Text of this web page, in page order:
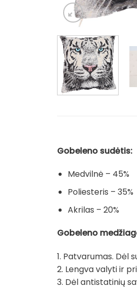
Gobeleno sudėtis:
Medvilnė – 45%
Poliesteris – 35%
Akrilas – 20%
Gobeleno
1. Patvarumas. Dėl
2. Lengva valyti ir
3. Dėl antistatinių